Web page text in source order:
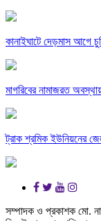
কানাইঘাটে দেড়মাস আগে
মাগরিবের নামাজরত
ট্রাক শ্রমিক ইউনিয়নের
সম্পাদক ও প্রকাশক মো.